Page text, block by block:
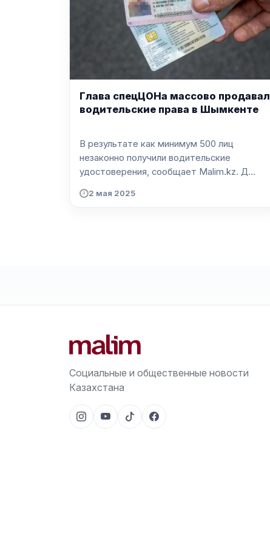
Глава спецЦОНа массово продавал
водительские права в Шымкенте
В результате как минимум 500 лиц
незаконно получили водительские
удостоверения, сообщает Malim.kz. Д...
2 мая 2025
Социальные и общественные новости
Казахстана